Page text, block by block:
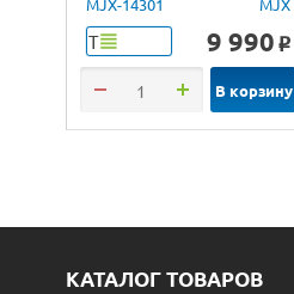
LED 1/14 RTR
Т 9 990 o
В корзину
КАТАЛОГ ТОВАРОВ